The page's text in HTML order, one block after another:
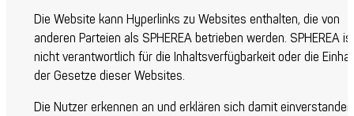
Die Website kann Hyperlinks zu Websites enthalten, die von
anderen Parteien als SPHEREA betrieben werden. SPHEREA
nicht verantwortlich für die Inhaltsverfügbarkeit oder die
der Gesetze dieser Websites.
Die Nutzer erkennen an und erklären sich damit